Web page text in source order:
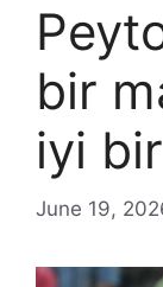
bir
iyi
June 19,